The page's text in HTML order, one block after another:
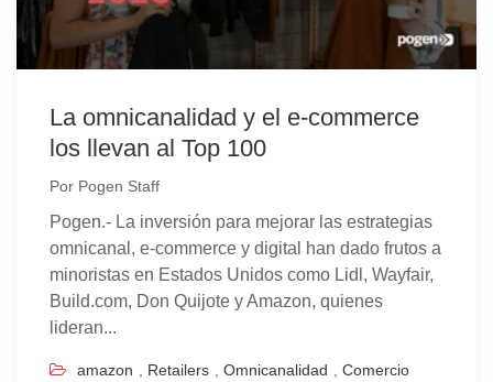
La omnicanalidad y el e-commerce
los llevan al Top 100
Por Pogen Staff
Pogen.- La inversión para mejorar las estrategias
omnicanal, e-commerce y digital han dado frutos a
minoristas en Estados Unidos como Lidl, Wayfair,
Build.com, Don Quijote y Amazon, quienes
lideran...
amazon Retailers Omnicanalidad
Comercio